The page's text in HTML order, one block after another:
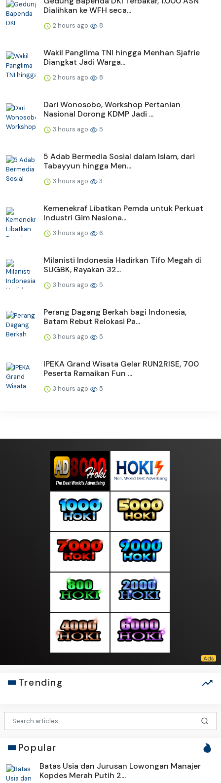
Dialihkan ke WFH seca...
2 hours ago 8
Wakil Panglima TNI hingga Menhan Sjafrie
Diangkat Jadi Warga...
2 hours ago 8
Dari Wonosobo, Workshop Pertanian
Nasional Dorong KDMP Jadi ...
3 hours ago 5
5 Adab Bermedia Sosial dalam Islam, dari
Tabayyun hingga Men...
3 hours ago 3
Kemenekraf Libatkan Pemda untuk Perkuat
Industri Gim Nasiona...
3 hours ago 6
Milanisti Indonesia Hadirkan Tifo Megah di
SUGBK, Rayakan 32...
3 hours ago 5
Perang Dagang Berkah bagi Indonesia,
Batam Rebut Relokasi Pa...
3 hours ago 5
IPEKA Grand Wisata Gelar RUN2RISE, 700
Peserta Ramaikan Fun ...
3 hours ago 5
Trending
Popular
Batas Usia dan Jurusan Lowongan Manajer
Kopdes Merah Putih 2...